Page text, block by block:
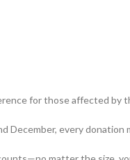
for those affected by
December, every